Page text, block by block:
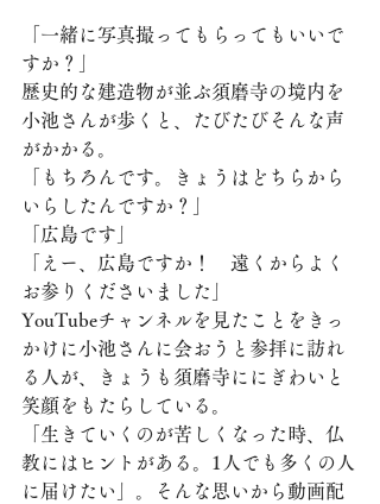
「一緒に写真撮ってもらってもいいで
すか？」
歴史的な建造物が並ぶ須磨寺の境内を
小池さんが歩くと、たびたびそんな声
がかかる。
「もちろんです。きょうはどちらから
いらしたんですか？」
「広島です」
「えー、広島ですか！　遠くからよく
お参りくださいました」
YouTubeチャンネルを見たことをきっ
かけに小池さんに会おうと参拝に訪れ
る人が、きょうも須磨寺ににぎわいと
笑顔をもたらしている。
「生きていくのが苦しくなった時、仏
教にはヒントがある。1人でも多くの人
に届けたい」。そんな思いから動画配